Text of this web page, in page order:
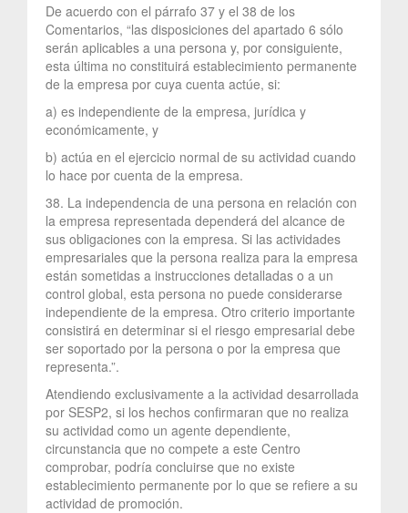
De acuerdo con el párrafo 37 y el 38 de los
Comentarios, “las disposiciones del apartado 6 sólo
serán aplicables a una persona y, por consiguiente,
esta última no constituirá establecimiento permanente
de la empresa por cuya cuenta actúe, si:
a) es independiente de la empresa, jurídica y
económicamente, y
b) actúa en el ejercicio normal de su actividad cuando
lo hace por cuenta de la empresa.
38. La independencia de una persona en relación con
la empresa representada dependerá del alcance de
sus obligaciones con la empresa. Si las actividades
empresariales que la persona realiza para la empresa
están sometidas a instrucciones detalladas o a un
control global, esta persona no puede considerarse
independiente de la empresa. Otro criterio importante
consistirá en determinar si el riesgo empresarial debe
ser soportado por la persona o por la empresa que
representa.”.
Atendiendo exclusivamente a la actividad desarrollada
por SESP2, si los hechos confirmaran que no realiza
su actividad como un agente dependiente,
circunstancia que no compete a este Centro
comprobar, podría concluirse que no existe
establecimiento permanente por lo que se refiere a su
actividad de promoción.